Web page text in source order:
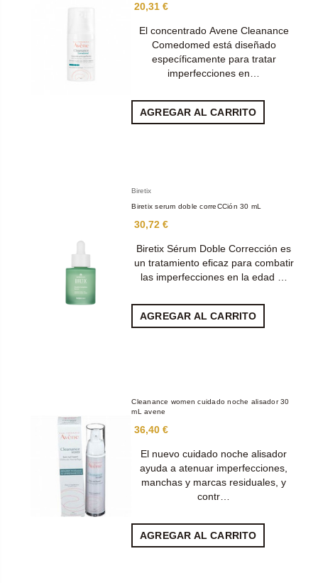
20,31 €
El concentrado Avene Cleanance
Comedomed está diseñado
específicamente para tratar
imperfecciones en…
AGREGAR AL CARRITO
Biretix
Biretix serum doble correCCión 30 mL
30,72 €
Biretix Sérum Doble Corrección es
un tratamiento eficaz para combatir
las imperfecciones en la edad …
AGREGAR AL CARRITO
Cleanance women cuidado noche alisador 30
mL avene
36,40 €
El nuevo cuidado noche alisador
ayuda a atenuar imperfecciones,
manchas y marcas residuales, y
contr…
AGREGAR AL CARRITO